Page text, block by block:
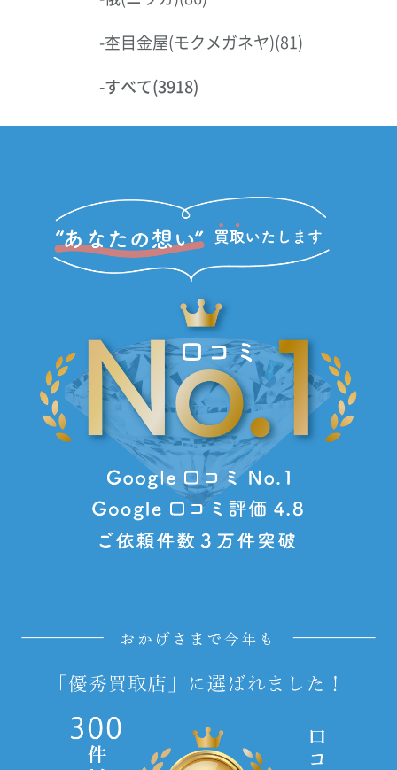
-杢目金屋(モクメガネヤ)(81)
-すべて(3918)